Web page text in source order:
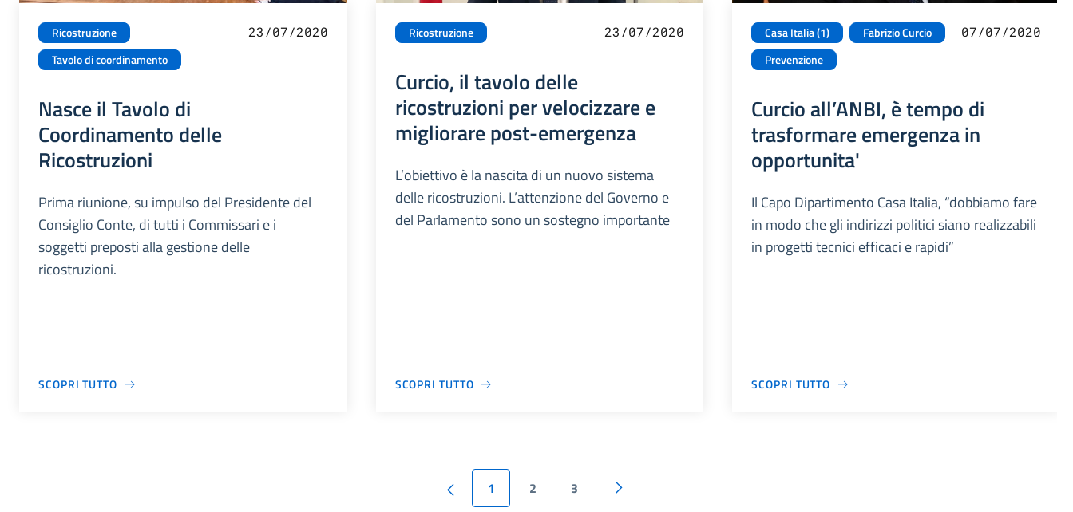
Ricostruzione
Tavolo di coordinamento
23/07/2020
Nasce il Tavolo di
Coordinamento delle
Ricostruzioni
Prima riunione, su impulso del Presidente del
Consiglio Conte, di tutti i Commissari e i
soggetti preposti alla gestione delle
ricostruzioni.
SCOPRI TUTTO
Ricostruzione 23/07/2020
Curcio, il tavolo delle
ricostruzioni per velocizzare e
migliorare post-emergenza
L’obiettivo è la nascita di un nuovo sistema
delle ricostruzioni. L’attenzione del Governo e
del Parlamento sono un sostegno importante
SCOPRI TUTTO
Casa Italia (1)
Fabrizio Curcio
Prevenzione
07/07/2020
Curcio all’ANBI, è tempo di
trasformare emergenza in
opportunita'
Il Capo Dipartimento Casa Italia, “dobbiamo fare
in modo che gli indirizzi politici siano realizzabili
in progetti tecnici efficaci e rapidi”
SCOPRI TUTTO
1 2 3